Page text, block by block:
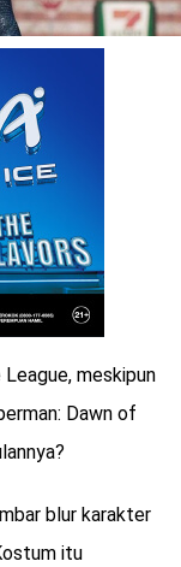
meskipun
Dawn of
blur karakter
itu